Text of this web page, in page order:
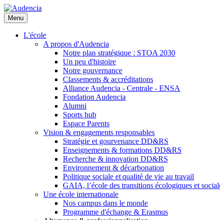
Aller
au
contenu
principal
Menu
L'école
A propos d'Audencia
Notre plan stratégique : STOA 2030
Un peu d'histoire
Notre gouvernance
Classements & accréditations
Alliance Audencia - Centrale - ENSA
Fondation Audencia
Alumni
Sports hub
Espace Parents
Vision & engagements responsables
Stratégie et gourvenance DD&RS
Enseignements & formations DD&RS
Recherche & innovation DD&RS
Environnement & décarbonation
Politique sociale et qualité de vie au travail
GAIA, l’école des transitions écologiques et
Une école internationale
Nos campus dans le monde
Programme d'échange & Erasmus